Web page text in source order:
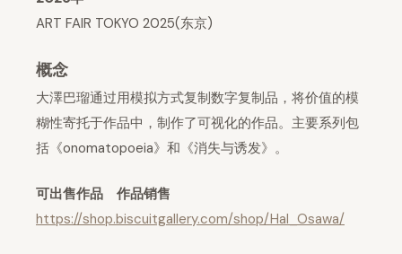
ART FAIR TOKYO 2025(东京)
概念
大澤巴瑠通过用模拟方式复制数字复制品，将价值的模
糊性寄托于作品中，制作了可视化的作品。主要系列包
括《onomatopoeia》和《消失与诱发》。
可出售作品 作品销售
https://shop.biscuitgallery.com/shop/Hal_Osawa/